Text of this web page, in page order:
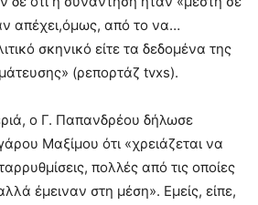
απέχει,όμως, από το να…
σκηνικό είτε τα δεδομένα της
(ρεπορτάζ tvxs).
ο Γ. Παπανδρέου δήλωσε
Μαξίμου ότι «χρειάζεται να
πολλές από τις οποίες
έμειναν στη μέση». Εμείς, είπε,